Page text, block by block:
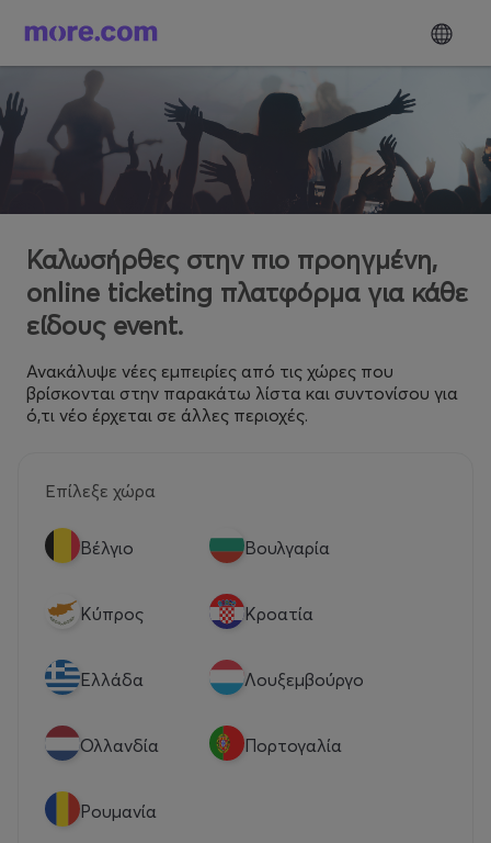
Καλωσήρθες στην πιο προηγμένη,
online ticketing πλατφόρμα για κάθε
είδους event.
Ανακάλυψε νέες εμπειρίες από τις χώρες που
βρίσκονται στην παρακάτω λίστα και συντονίσου για
ό,τι νέο έρχεται σε άλλες περιοχές.
Επίλεξε χώρα
Βέλγιο Βουλγαρία
Κύπρος Κροατία
Eλλάδα Λουξεμβούργο
Ολλανδία Πορτογαλία
Ρουμανία